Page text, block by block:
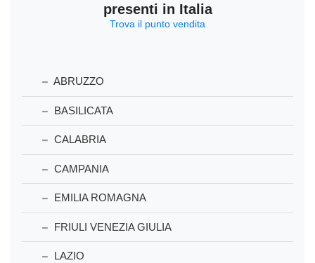
presenti in Italia
Trova il punto vendita
ABRUZZO
BASILICATA
CALABRIA
CAMPANIA
EMILIA ROMAGNA
FRIULI VENEZIA GIULIA
LAZIO